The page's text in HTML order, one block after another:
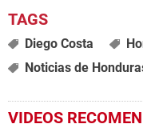
Diego Costa
Noticias de
VIDEOS